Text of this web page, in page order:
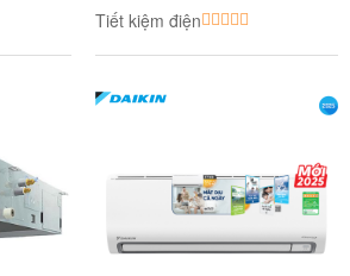
Tiết kiệm điện